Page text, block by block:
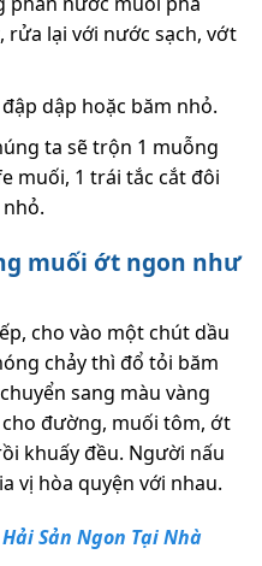
lại với nước sạch, vớt
dập hoặc băm nhỏ.
ta sẽ trộn 1 muỗng
muối, 1 trái tắc cắt đôi
muối ớt ngon như
cho vào một chút dầu
chảy thì đổ tỏi băm
sang màu vàng
đường, muối tôm, ớt
khuấy đều. Người nấu
vị hòa quyện với nhau.
Sản Ngon Tại Nhà